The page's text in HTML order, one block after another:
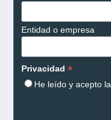
Entidad o empresa
Privacidad *
He leído y acepto la